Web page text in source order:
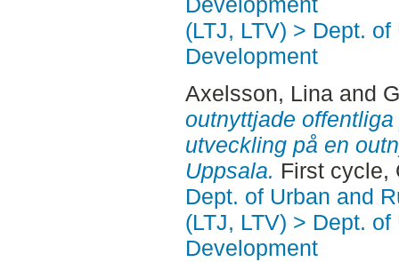
(LTJ, LTV) > Dept.
Development
Axelsson, Linaand
outnyttjade
utveckling på en
Uppsala. First cycle,
Dept. of Urban and
(LTJ, LTV) > Dept.
Development